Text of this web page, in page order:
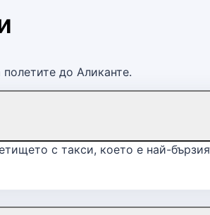
до Аликанте.
с такси, което е най-